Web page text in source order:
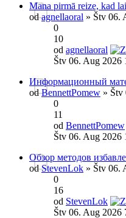
Mana pirmā reize, kad
odagnellaoral » Štv 06.
0
10
od agnellaoral
Štv 06. Aug 2026
Информационный
odBennettPomew » Štv
0
11
od BennettPomew
Štv 06. Aug 2026
Обзор методов
odStevenLok » Štv 06.
0
16
od StevenLok
Štv 06. Aug 2026